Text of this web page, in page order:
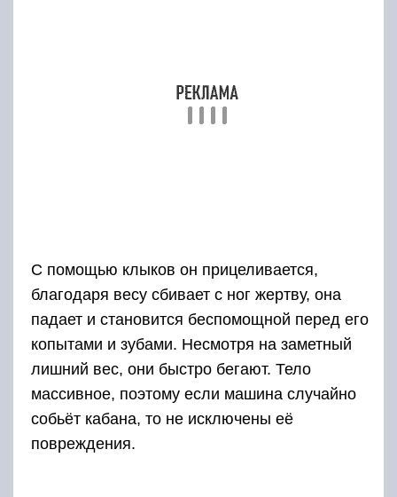
С помощью клыков он прицеливается,
благодаря весу сбивает с ног жертву, она
падает и становится беспомощной перед его
копытами и зубами. Несмотря на заметный
лишний вес, они быстро бегают. Тело
массивное, поэтому если машина случайно
собьёт кабана, то не исключены её
повреждения.